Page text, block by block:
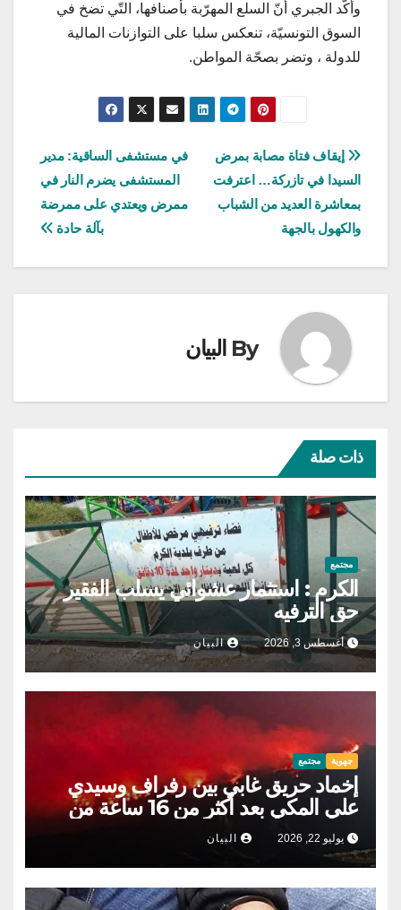
وأكّد الجبري أنّ السلع المهرّبة بأصنافها، التّي تضخ في
السوق التونسيّة، تنعكس سلبا على التوازنات المالية
للدولة ، وتضر بصحّة المواطن.
تصفّح
المقالات
في مستشفى الساقية: مدير
المستشفى يضرم النار في
ممرض ويعتدي على ممرضة
بآلة حادة
إيقاف فتاة مصابة بمرض
السيدا في تازركة… اعترفت
بمعاشرة العديد من الشباب
والكهول بالجهة
By البيان
ذات صلة
مجتمع
الكرم : استثمار عشوائي يسلب الفقير
حق الترفيه
أغسطس 3, 2026 البيان
جهوية مجتمع
إخماد حريق غابي بين رفراف وسيدي
علي المكي بعد أكثر من 16 ساعة من
التدخلات
يوليو 22, 2026 البيان